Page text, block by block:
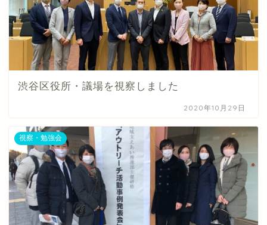
渋谷区役所・議場を視察しました
2020年10月29日
視察・勉強会